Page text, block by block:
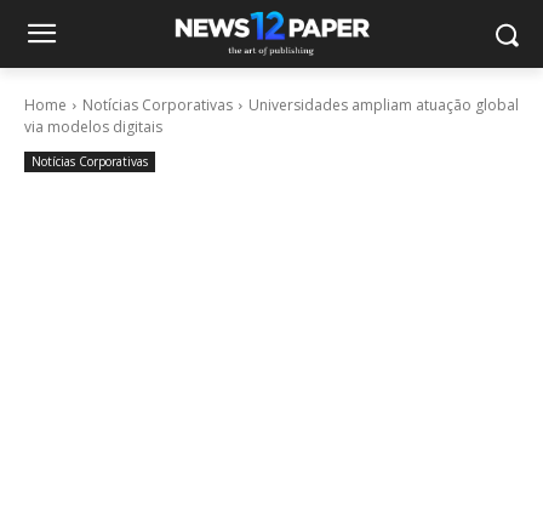
Home Notícias Corporativas
Universidades ampliam atuação global
via modelos digitais
Notícias Corporativas